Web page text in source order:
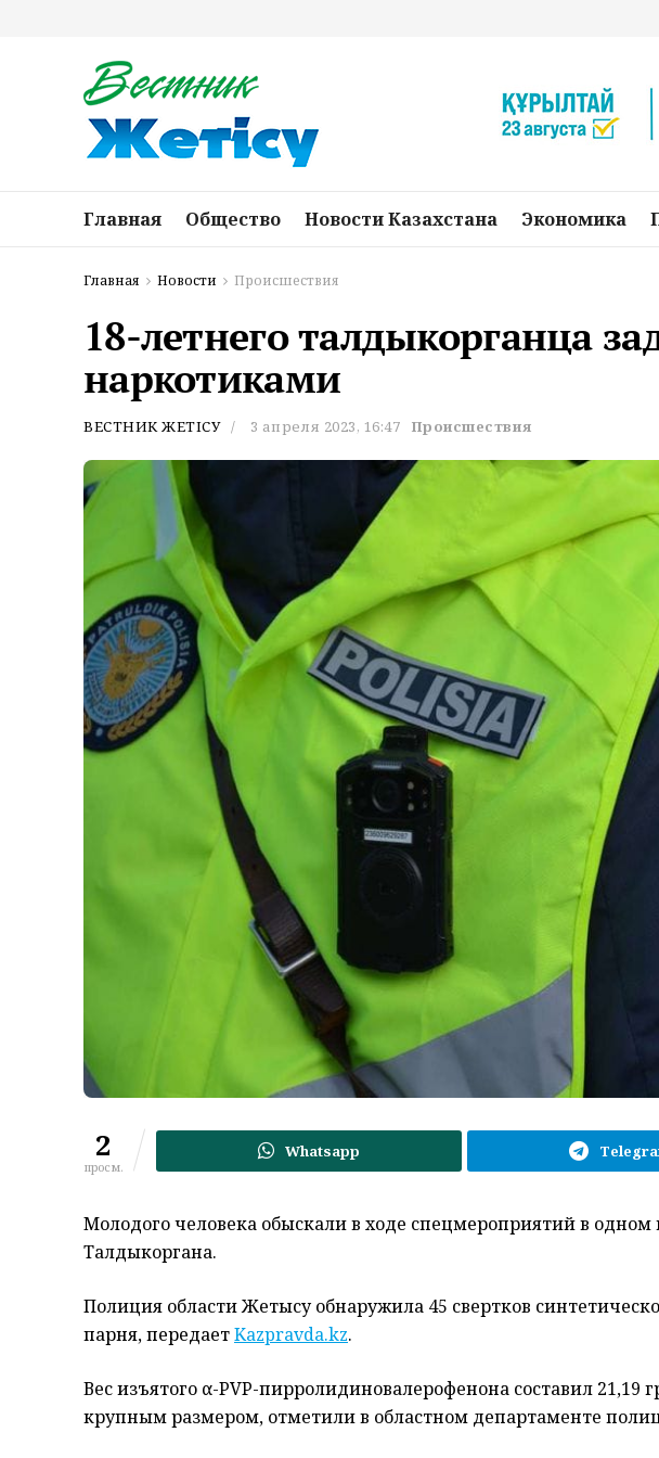
Главная Общество Новости Казахстана Экономика
Главная Новости Происшествия
18-летнего талдыкорганца
наркотиками
ВЕСТНИК ЖЕТІСУ 3 апреля 2023, 16:47 Происшествия
2
просм.
Whatsapp
Молодого человека обыскали в ходе спецмероприятий в
Талдыкоргана.
Полиция области Жетысу обнаружила 45 свертков
парня, передаетKazpravda.kz.
Вес изъятого α-PVP-пирролидиновалерофенона составил 21,19
крупным размером, отметили в областном департаменте